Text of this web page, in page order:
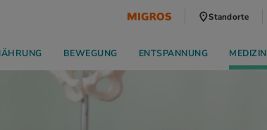
Standorte
BEWEGUNG ENTSPANNUNG MEDIZIN